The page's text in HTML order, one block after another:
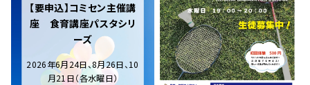
【要申込】コミセン主催講
座 食育講座パスタシリ
ーズ
2026年6月24日、8月26日、10
月21日（各水曜日）